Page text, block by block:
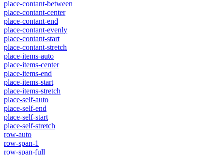
place-contant-between
place-contant-center
place-contant-end
place-contant-evenly
place-contant-start
place-contant-stretch
place-items-auto
place-items-center
place-items-end
place-items-start
place-items-stretch
place-self-auto
place-self-end
place-self-start
place-self-stretch
row-auto
row-span-1
row-span-full